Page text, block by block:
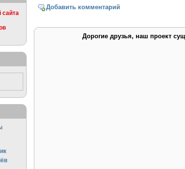
Добавить комментарий
Дорогие друзья, наш проект
сайта